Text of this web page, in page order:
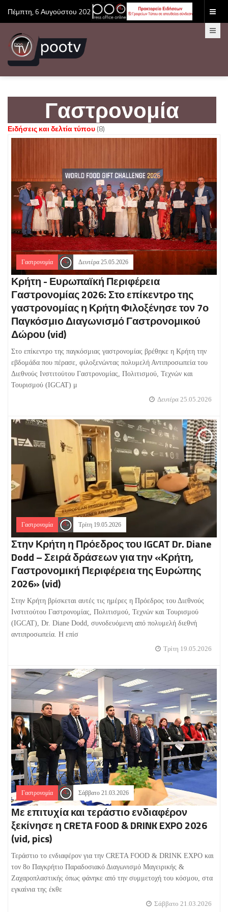
Πέμπτη, 6 Αυγούστου 2026
Γαστρονομία
Ειδήσεις και δελτία τύπου(8)
Γαστρονομία Δευτέρα 25.05.2026
Κρήτη - Ευρωπαϊκή Περιφέρεια
Γαστρονομίας 2026: Στο επίκεντρο της
γαστρονομίας η Κρήτη Φιλοξένησε τον 7ο
Παγκόσμιο Διαγωνισμό Γαστρονομικού
Δώρου (vid)
Στο επίκεντρο της παγκόσμιας γαστρονομίας βρέθηκε η Κρήτη την
εβδομάδα που πέρασε, φιλοξενώντας πολυμελή Αντιπροσωπεία του
Διεθνούς Ινστιτούτου Γαστρονομίας, Πολιτισμού, Τεχνών και
Τουρισμού (IGCAT) μ
Δευτέρα 25.05.2026
Γαστρονομία Τρίτη 19.05.2026
Στην Κρήτη η Πρόεδρος του IGCAT Dr. Diane
Dodd – Σειρά δράσεων για την «Κρήτη,
Γαστρονομική Περιφέρεια της Ευρώπης
2026» (vid)
Στην Κρήτη βρίσκεται αυτές τις ημέρες η Πρόεδρος του Διεθνούς
Ινστιτούτου Γαστρονομίας, Πολιτισμού, Τεχνών και Τουρισμού
(IGCAT), Dr. Diane Dodd, συνοδευόμενη από πολυμελή διεθνή
αντιπροσωπεία. Η επίσ
Τρίτη 19.05.2026
Γαστρονομία Σάββατο 21.03.2026
Με επιτυχία και τεράστιο ενδιαφέρον
ξεκίνησε η CRETA FOOD & DRINK EXPO 2026
(vid, pics)
Τεράστιο το ενδιαφέρον για την CRETA FOOD & DRINK EXPO και
τον 8ο Παγκρήτιο Παραδοσιακό Διαγωνισμό Μαγειρικής &
Ζαχαροπλαστικής όπως φάνηκε από την συμμετοχή του κόσμου, στα
εγκαίνια της έκθε
Σάββατο 21.03.2026